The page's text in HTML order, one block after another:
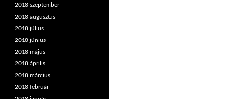
2018 szeptember
2018 augusztus
2018 július
2018 június
2018 május
2018 április
2018 március
2018 február